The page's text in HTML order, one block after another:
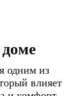
одним из
влияет